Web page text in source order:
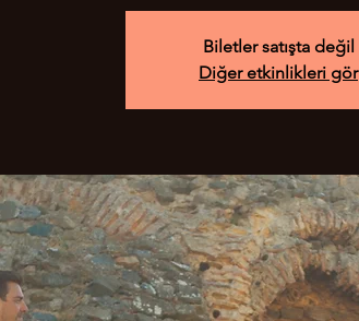
Biletler satışta değil
Diğer etkinlikleri gör